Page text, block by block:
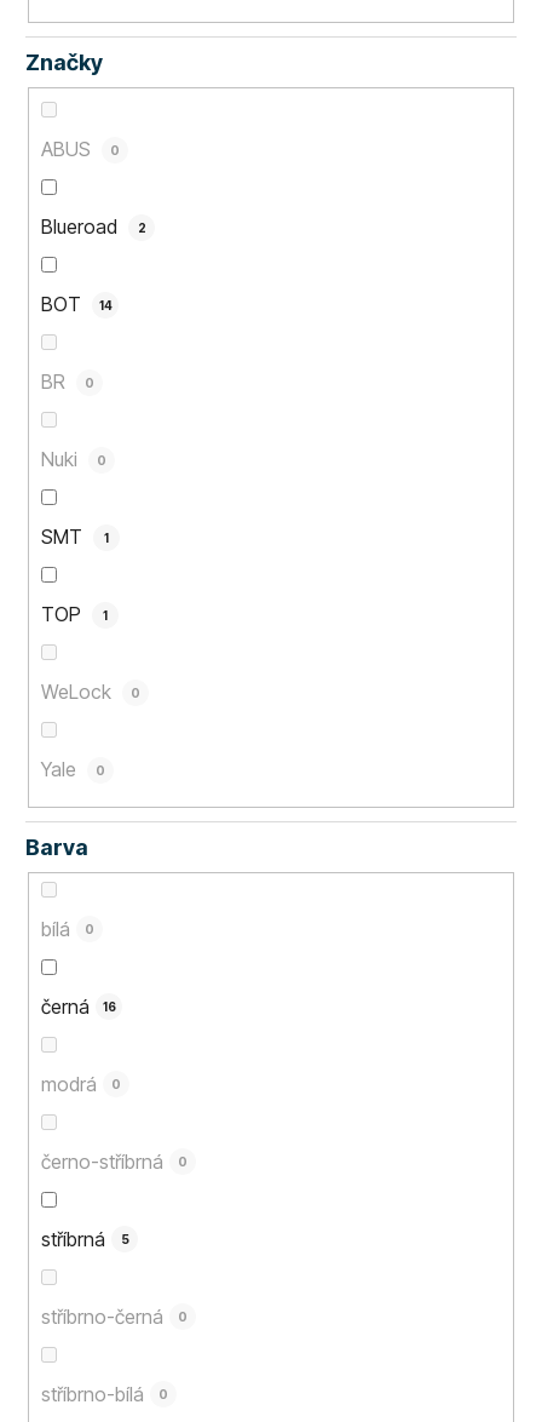
Značky
ABUS 0
Blueroad 2
BOT 14
BR 0
Nuki 0
SMT 1
TOP 1
WeLock 0
Yale 0
Barva
bílá 0
černá 16
modrá 0
černo-stříbrná 0
stříbrná 5
stříbrno-černá 0
stříbrno-bílá 0